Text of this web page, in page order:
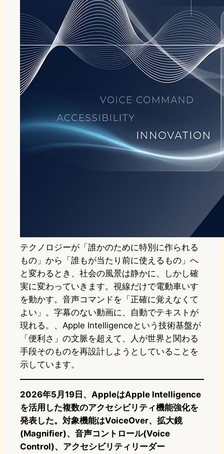
テクノロジーが「誰かのために特別に作られる
もの」から「誰もが当たり前に使えるもの」へ
と変わるとき、社会の風景は静かに、しかし確
実に変わっていきます。視線だけで電動車いす
を動かす。音声コマンドを「正確に覚えなくて
よい」。字幕のない動画に、自動でテキストが
現れる。、Apple Intelligenceという技術基盤が
「便利さ」の文脈を超えて、人が世界と関わる
手段そのものを再設計しようとしていることを
示しています。
2026年5月19日、AppleはApple Intelligence
を活用した複数のアクセシビリティ機能強化を
発表した。対象機能はVoiceOver、拡大鏡
(Magnifier)、音声コントロール(Voice
Control)、アクセシビリティリーダー